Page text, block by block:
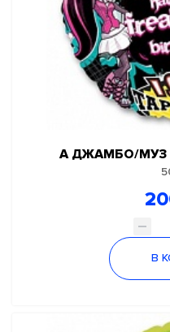
А ДЖАМБО/МУЗ
В